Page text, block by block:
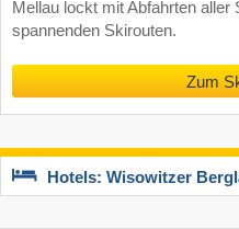
Mellau lockt mit Abfahrten aller
spannenden Skirouten.
Zum
Hotels: Wisowitzer